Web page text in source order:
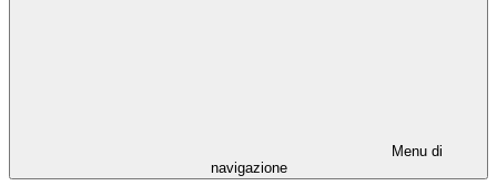
Menu di
navigazione